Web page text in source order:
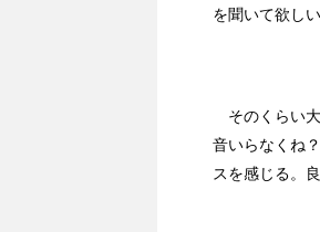
を聞いて欲し
そのくらい
音いらなくね
スを感じる。